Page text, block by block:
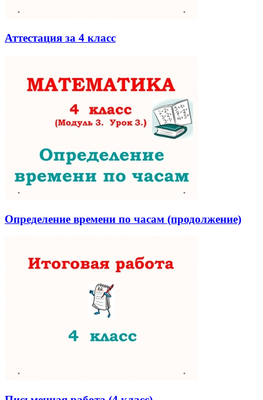
Аттестация за 4 класс
Определение времени по часам (продолжение)